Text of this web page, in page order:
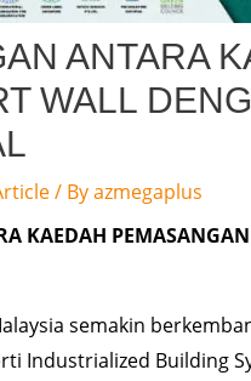
ANTARA
WALL
/ Byazmegaplus
KAEDAH
semakin
Industrialized Building